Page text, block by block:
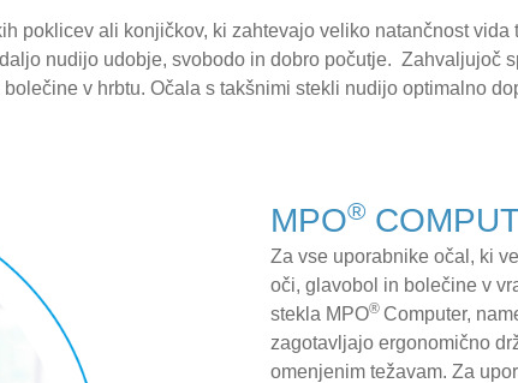
poklicev ali konjičkov, ki zahtevajo veliko natančnost
nudijo udobje, svobodo in dobro počutje. Zahvaljujoč
v hrbtu. Očala s takšnimi stekli nudijo optimalno
MPO®
Za vse uporabnike očal, ki
oči, glavobol in bolečine v
stekla MPO® Computer,
zagotavljajo ergonomično
omenjenim težavam. Za